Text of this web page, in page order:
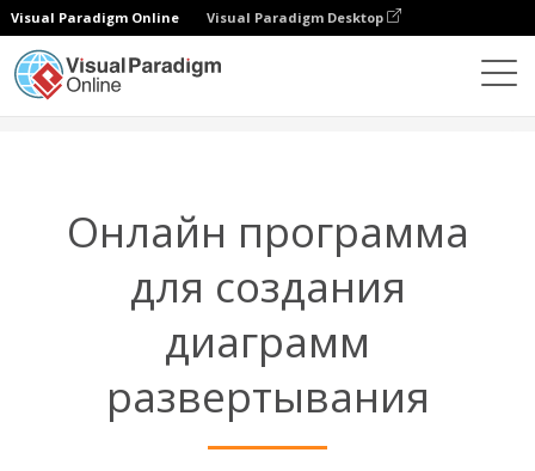
Visual Paradigm Online Visual Paradigm Desktop
Онлайн программа
для создания
диаграмм
развертывания